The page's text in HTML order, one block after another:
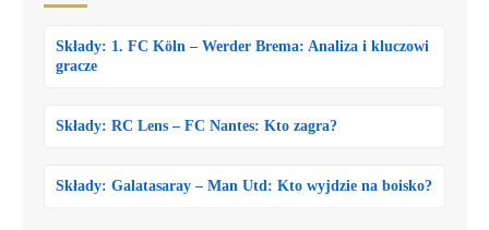
Składy: 1. FC Köln – Werder Brema: Analiza i kluczowi
gracze
Składy: RC Lens – FC Nantes: Kto zagra?
Składy: Galatasaray – Man Utd: Kto wyjdzie na boisko?